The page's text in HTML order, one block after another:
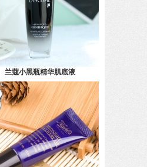
兰蔻小黑瓶精华肌底液